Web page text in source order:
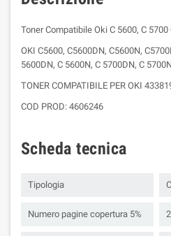
Toner Compatibile Oki C 5600, C 5700
OKI C5600, C5600DN, C5600N,
5600DN, C 5600N, C 5700DN, C 5700N
TONER COMPATIBILE PER OKI
COD PROD: 4606246
Scheda tecnica
Tipologia
Numero pagine copertura 5%